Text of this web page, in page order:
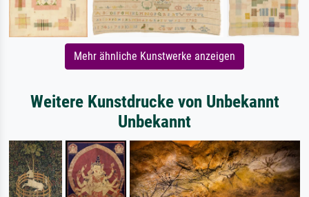
Mehr ähnliche Kunstwerke anzeigen
Weitere Kunstdrucke von Unbekannt
Unbekannt